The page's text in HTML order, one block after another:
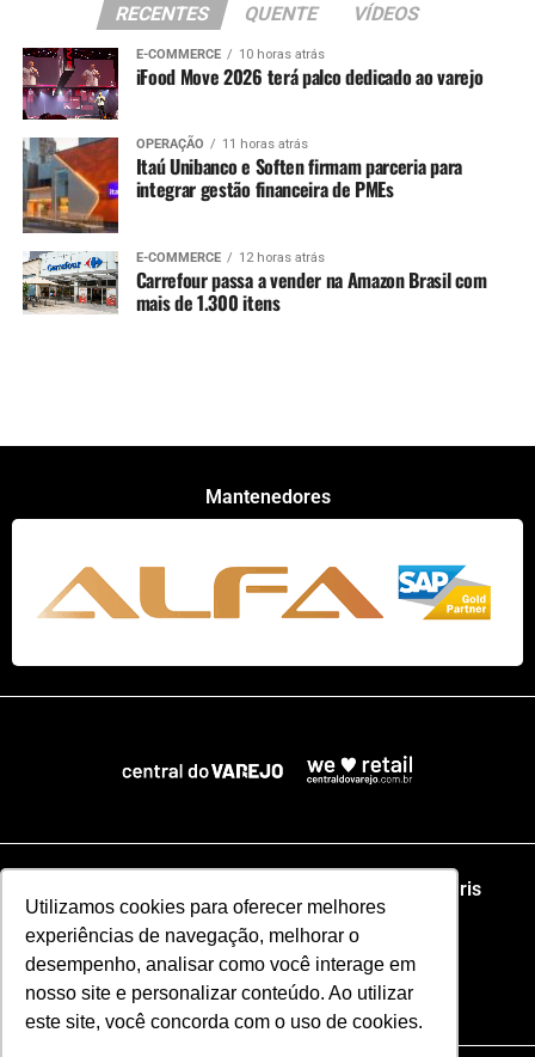
Utilizamos cookies para oferecer melhores
experiências de navegação, melhorar o
desempenho, analisar como você interage em
nosso site e personalizar conteúdo. Ao utilizar
este site, você concorda com o uso de cookies.
RECENTES QUENTE VÍDEOS
E-COMMERCE 10 horas atrás
iFood Move 2026 terá palco dedicado ao varejo
OPERAÇÃO 11 horas atrás
Itaú Unibanco e Soften firmam parceria para
integrar gestão financeira de PMEs
E-COMMERCE 12 horas atrás
Carrefour passa a vender na Amazon Brasil com
mais de 1.300 itens
Mantenedores
NRF Paris
Web Summit Lisboa Web Summit Rio
Especial NRF2026